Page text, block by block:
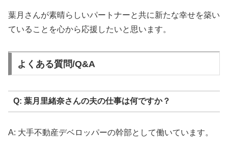
葉月さんが素晴らしいパートナーと共に新たな幸せを築い
ていることを心から応援したいと思います。
よくある質問/Q&A
Q: 葉月里緒奈さんの夫の仕事は何ですか？
A: 大手不動産デベロッパーの幹部として働いています。